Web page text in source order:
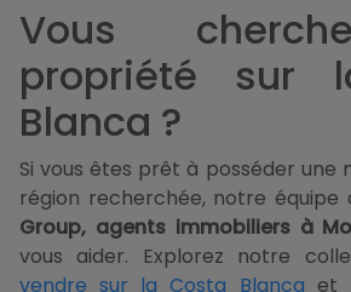
Vous
propriété sur
Blanca ?
Si vous êtes prêt à posséder une
région recherchée, notre équipe
Group, agents immobiliers à
vous aider. Explorez notre
vendre sur la Costa Blanca et